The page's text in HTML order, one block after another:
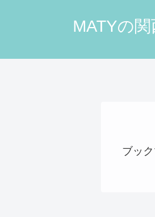
MATYの
ブッ